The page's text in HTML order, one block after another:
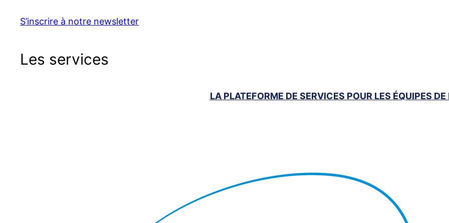
S’inscrire à notre newsletter
Les services
LA PLATEFORME DE SERVICES POUR LES ÉQUIPES DE